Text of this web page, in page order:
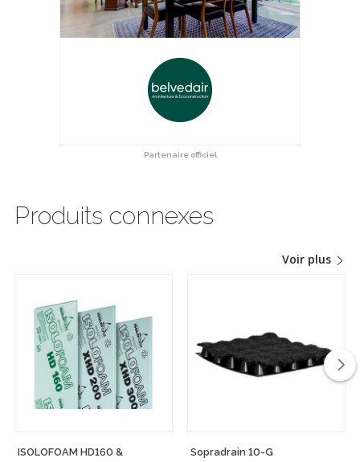
Partenaire officiel
Produits connexes
Voir plus
ISOLOFOAM HD160 &
Sopradrain 10-G